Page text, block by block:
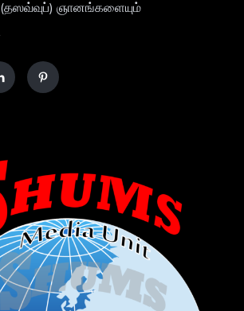
ஞானங்களையும்